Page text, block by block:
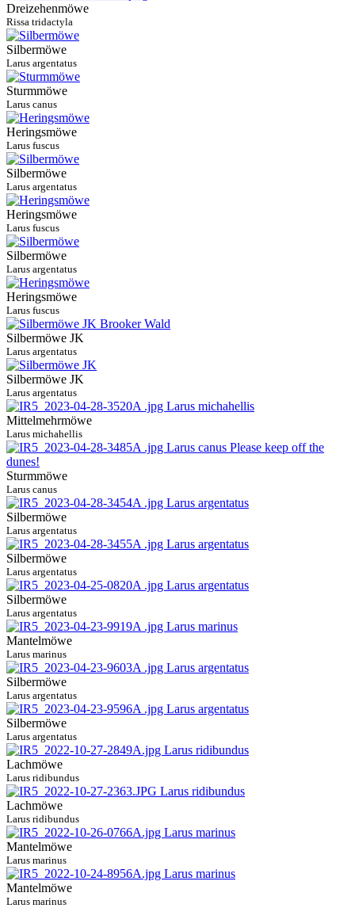
Dreizehenmöwe
Rissa tridactyla
Silbermöwe
Larus argentatus
Sturmmöwe
Larus canus
Heringsmöwe
Larus fuscus
Silbermöwe
Larus argentatus
Heringsmöwe
Larus fuscus
Silbermöwe
Larus argentatus
Heringsmöwe
Larus fuscus
Silbermöwe JK
Larus argentatus
Silbermöwe JK
Larus argentatus
Mittelmehrmöwe
Larus michahellis
Sturmmöwe
Larus canus
Silbermöwe
Larus argentatus
Silbermöwe
Larus argentatus
Silbermöwe
Larus argentatus
Mantelmöwe
Larus marinus
Silbermöwe
Larus argentatus
Silbermöwe
Larus argentatus
Lachmöwe
Larus ridibundus
Lachmöwe
Larus ridibundus
Mantelmöwe
Larus marinus
Mantelmöwe
Larus marinus